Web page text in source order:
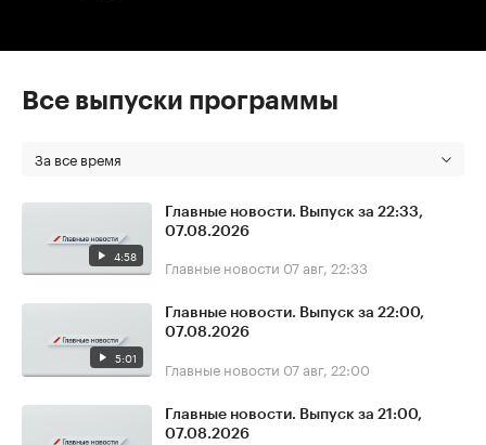
Все выпуски программы
За все время
4:58
Главные новости. Выпуск за 22:33,
07.08.2026
Главные новости 07 авг, 22:33
5:01
Главные новости. Выпуск за 22:00,
07.08.2026
Главные новости 07 авг, 22:00
Главные новости. Выпуск за 21:00,
07.08.2026